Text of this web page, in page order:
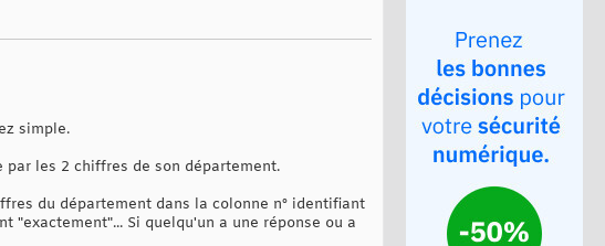
simple.
les 2 chiffres de son département.
du département dans la colonne n° identifiant
"exactement"... Si quelqu'un a une réponse ou a